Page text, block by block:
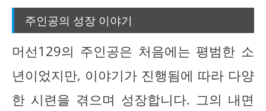
주인공의 성장 이야기
머선129의 주인공은 처음에는 평범한 소
년이었지만, 이야기가 진행됨에 따라 다양
한 시련을 겪으며 성장합니다. 그의 내면